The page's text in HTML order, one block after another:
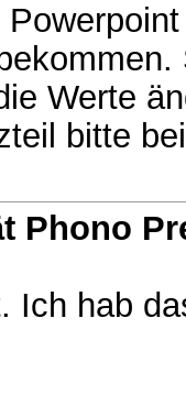
Werte
bitte
Phono
Ich hab